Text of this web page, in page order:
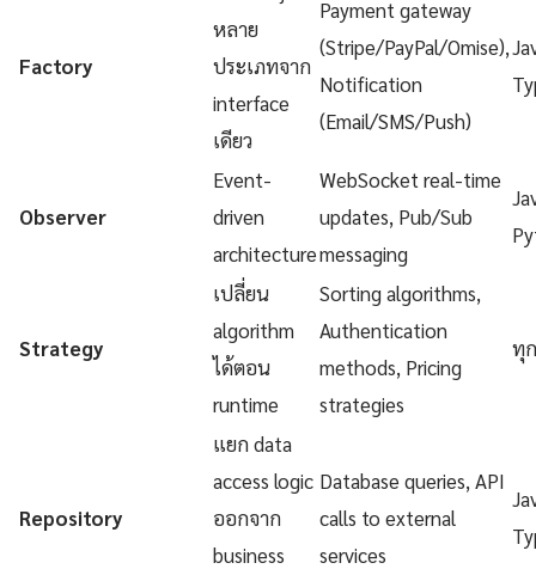
Factory
หลาย
ประเภทจาก
interface
เดียว
Payment gateway
(Stripe/PayPal/Omise),
Notification
(Email/SMS/Push)
Observer
Event-
driven
architecture
WebSocket real-time
updates, Pub/Sub
messaging
Strategy
เปลี่ยน
algorithm
ได้ตอน
runtime
Sorting algorithms,
Authentication
methods, Pricing
strategies
ทุ
Repository
แยก data
access logic
ออกจาก
business
Database queries, API
calls to external
services